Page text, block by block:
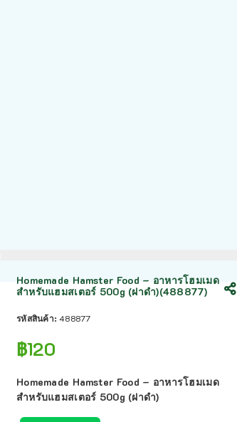
Homemade Hamster Food – อาหารโฮมเมด
สำหรับแฮมสเตอร์ 500g (ฝาดำ)(488877)
รหัสสินค้า:488877
฿120
Homemade Hamster Food – อาหารโฮมเมด
สำหรับแฮมสเตอร์ 500g (ฝาดำ)